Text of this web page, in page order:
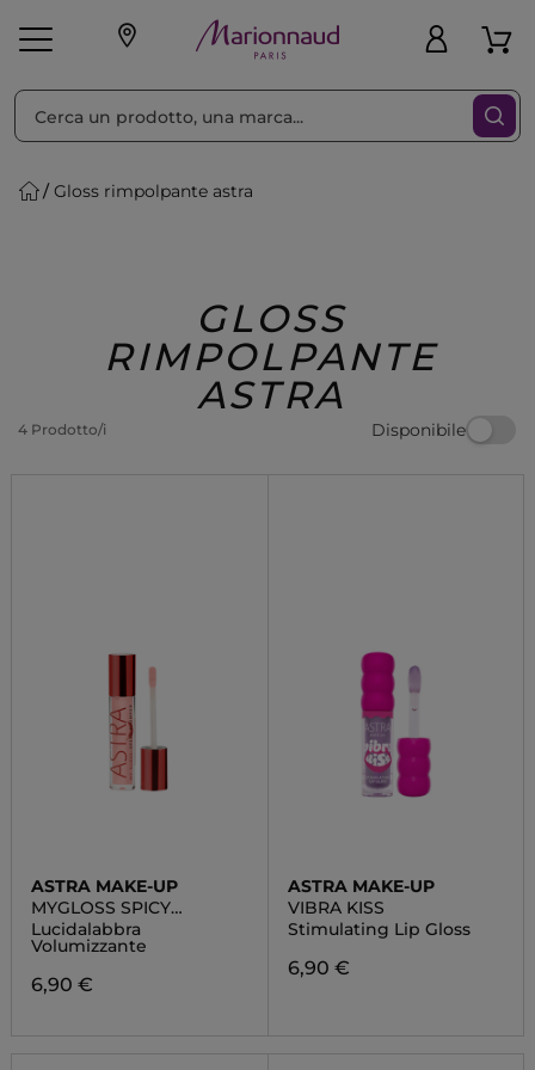
Make-up Profumi
Regalo
Gloss rimpolpante astra
GLOSS
RIMPOLPANTE
ASTRA
4 Prodotto/i Disponibile
Ordina per Filtra
ASTRA MAKE-UP
MYGLOSS SPICY
PLUMPER
Lucidalabbra
Volumizzante
6,90 €
ASTRA MAKE-UP
VIBRA KISS
Stimulating Lip Gloss
6,90 €